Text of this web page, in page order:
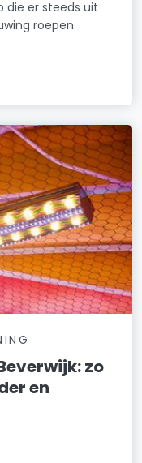
die er steeds uit
roepen
zo
en